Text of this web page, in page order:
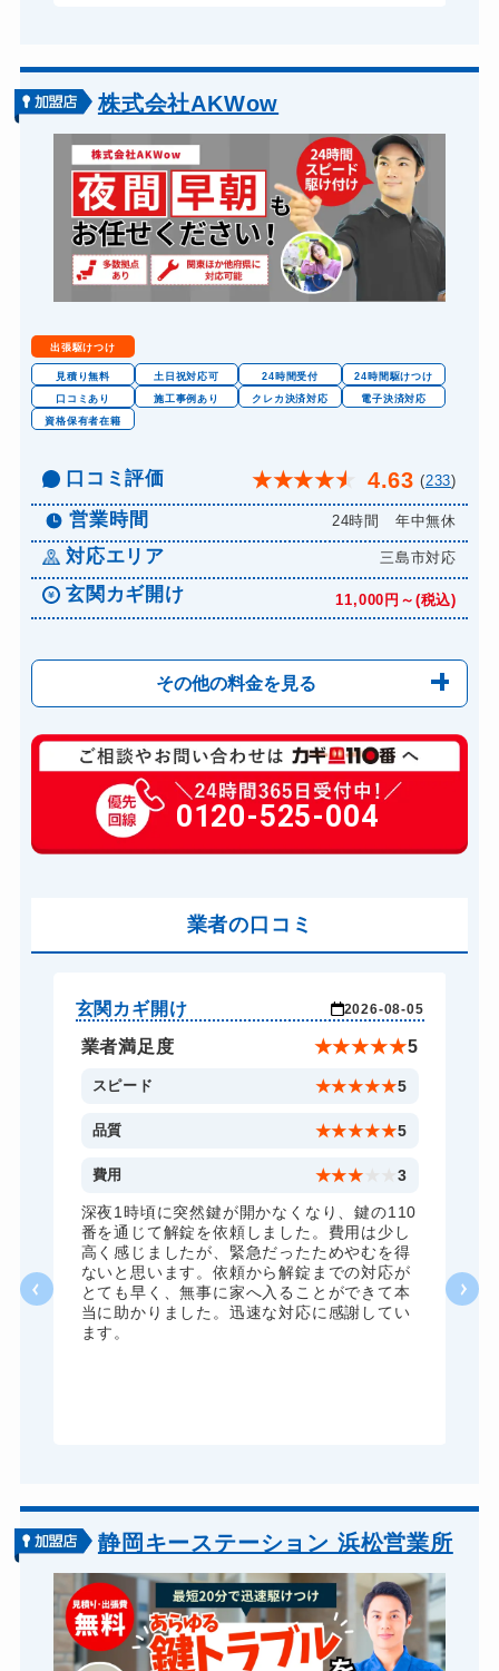
株式会社AKWow
出張駆けつけ
見積り無料 土日祝対応可 24時間受付
24時間駆けつけ
口コミあり
施工事例あり クレカ決済対応
電子決済対応
資格保有者在籍
口コミ評価 ★★★★★ 4.63 (233)
営業時間 24時間 年中無休
対応エリア 三島市対応
玄関カギ開け 11,000円～(税込)
その他の料金を見る
玄関カギ修理 6,600円～(税込)
玄関カギ交換 14,300円～(税込)
車カギ開け 13,200円～(税込)
ドアノブカギ開け 10,780円～(税込)
ドアノブカギ交換 11,000円～(税込)
0120-525-004
業者の口コミ
玄関カギ開け 2026-08-05
業者満足度 ★★★★★5
スピード ★★★★★5
品質 ★★★★★5
費用 ★★★ 3
深夜1時頃に突然鍵が開かなくなり、鍵の110
番を通じて解錠を依頼しました。費用は少し
高く感じましたが、緊急だったためやむを得
ないと思います。依頼から解錠までの対応が
とても早く、無事に家へ入ることができて本
当に助かりました。迅速な対応に感謝してい
ます。
静岡キーステーション 浜松営業所